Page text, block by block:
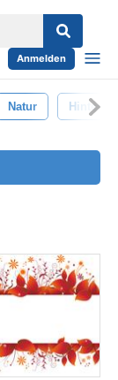
Anmelden
Natur